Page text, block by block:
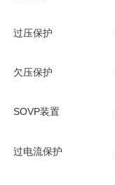
过压保护
欠压保护
SOVP装置
过电流保护